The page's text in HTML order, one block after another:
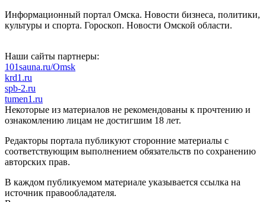
Информационный портал Омска. Новости бизнеса, политики,
культуры и спорта. Гороскоп. Новости Омской области.
Наши сайты партнеры:
101sauna.ru/Omsk
krd1.ru
spb-2.ru
tumen1.ru
Некоторые из материалов не рекомендованы к прочтению и
ознакомлению лицам не достигшим 18 лет.
Редакторы портала публикуют сторонние материалы с
соответствующим выполнением обязательств по сохранению
авторских прав.
В каждом публикуемом материале указывается ссылка на
источник правообладателя.